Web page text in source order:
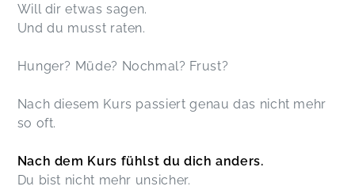
Will dir etwas sagen.
Und du musst raten.
Hunger? Müde? Nochmal? Frust?
Nach diesem Kurs passiert genau das nicht mehr
so oft.
Nach dem Kurs fühlst du dich anders.
Du bist nicht mehr unsicher.